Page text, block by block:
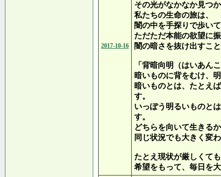
2017-10-16
その光がなかなか見つ
私たちの生命の旅は、
闇の中を手探りで歩い
ただただ本能の欲望に
闇の暗さを抜け出すこ
「背暗向明（はいあん
暗いものに背をむけ、
暗いものとは、たとえ
す。
いっぽう明るいものと
す。
どちらを向いて生きる
同じ状況でも大きく変
たとえ現状が厳しくて
希望をもって、毎日を